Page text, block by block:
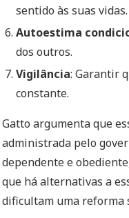
sentido às suas vidas.
Autoestima
dos outros.
Vigilância: Garantir
constante.
Gatto argumenta que
administrada pelo
dependente e
que há alternativas a
dificultam uma reforma